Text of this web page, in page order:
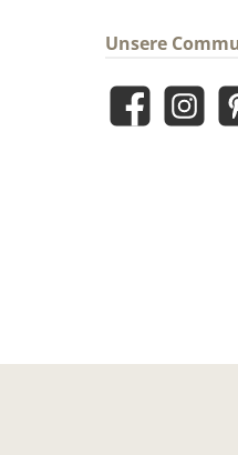
Unsere
FacebookInstagram